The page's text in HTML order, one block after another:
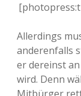
Allerdings
anderenfalls
er dereinst
wird. Denn